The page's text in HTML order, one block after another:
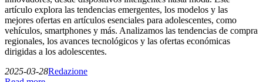
artículo explora las tendencias emergentes, los modelos y las
mejores ofertas en artículos esenciales para adolescentes, como
vehículos, smartphones y más. Analizamos las tendencias de compra
regionales, los avances tecnológicos y las ofertas económicas
dirigidas a los adolescentes.
2025-03-28Redazione